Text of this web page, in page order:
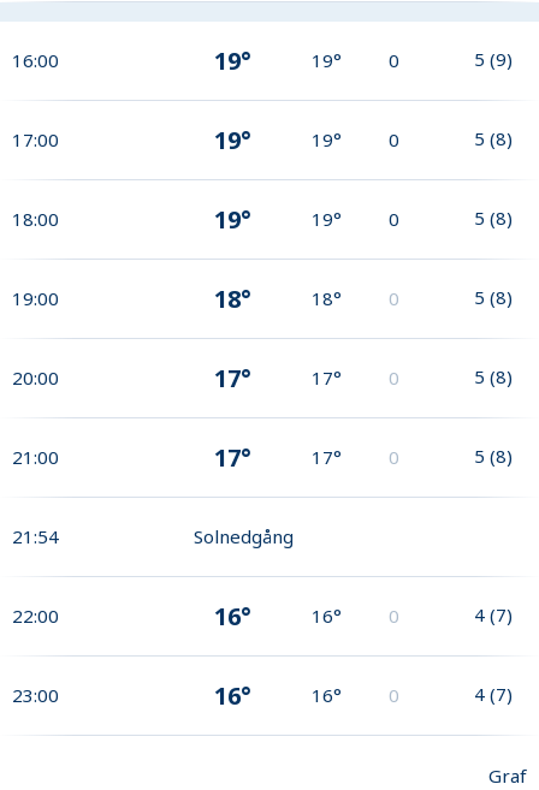
16:00 19° 19° 0 5 (9)
17:00 19° 19° 0 5 (8)
18:00 19° 19° 0 5 (8)
19:00 18° 18° 0 5 (8)
20:00 17° 17° 0 5 (8)
21:00 17° 17° 0 5 (8)
21:54 Solnedgång
22:00 16° 16° 0 4 (7)
23:00 16° 16° 0 4 (7)
Graf